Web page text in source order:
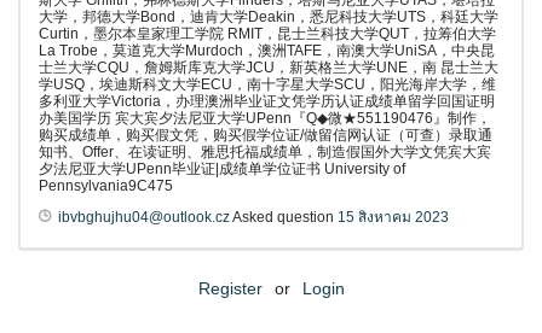
大学，邦德大学Bond，迪肯大学Deakin，悉尼科技大学UTS，科廷大学
Curtin，墨尔本皇家理工学院 RMIT，昆士兰科技大学QUT，拉筹伯大学
La Trobe，莫道克大学Murdoch，澳洲TAFE，南澳大学UniSA，中央昆
士兰大学CQU，詹姆斯库克大学JCU，新英格兰大学UNE，南 昆士兰大
学USQ，埃迪斯科文大学ECU，南十字星大学SCU，阳光海岸大学，维
多利亚大学Victoria，办理澳洲毕业证文凭学历认证成绩单留学回国证明
办美国学历 宾大宾夕法尼亚大学UPenn『Q◆微★551190476』制作，
购买成绩单，购买假文凭，购买假学位证/做留信网认证（可查）录取通
知书、Offer、在读证明、雅思托福成绩单，制造假国外大学文凭宾大宾
夕法尼亚大学UPenn毕业证|成绩单学位证书 University of
Pennsylvania9C475
ibvbghujhu04@outlook.czAsked question 15 สิงหาคม 2023
Register or Login